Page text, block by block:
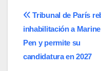
de
entradas
Tribunal de París
inhabilitación a
Pen y permite su
candidatura en 2027